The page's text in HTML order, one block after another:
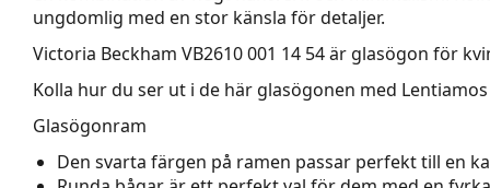
ungdomlig med en stor känsla för detaljer.
Victoria Beckham VB2610 001 14 54är glasögon för
Kolla hur du ser ut i de här glasögonen med
Glasögonram
Den svarta färgen på ramen passar perfekt till en